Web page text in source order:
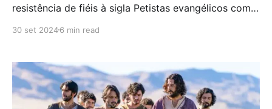
resistência de fiéis à sigla Petistas evangélicos como
geral da União, Jorge Messias, gravaram vídeos para
com cristãos neopentecostais e “ampliar o diálogo”
com essa fatia do eleitorado.
30 set 20246 min read